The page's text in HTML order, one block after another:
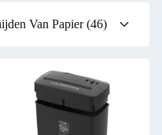
Van Papier(46)